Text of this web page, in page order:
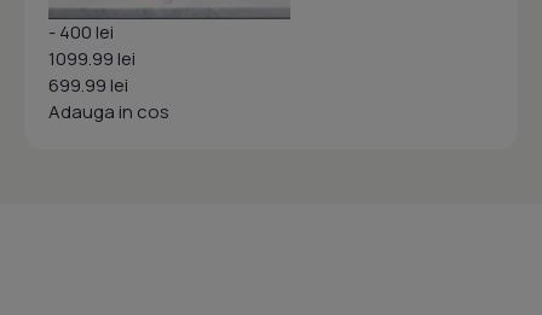
- 400 lei
1099.99 lei
699.99 lei
Adauga in cos